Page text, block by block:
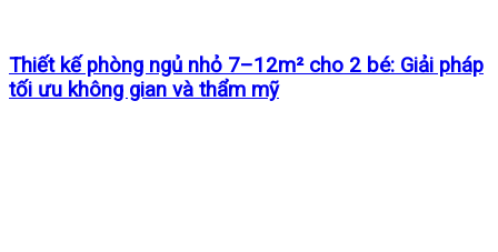
Thiết kế phòng ngủ nhỏ 7–12m² cho 2 bé: Giải pháp
tối ưu không gian và thẩm mỹ